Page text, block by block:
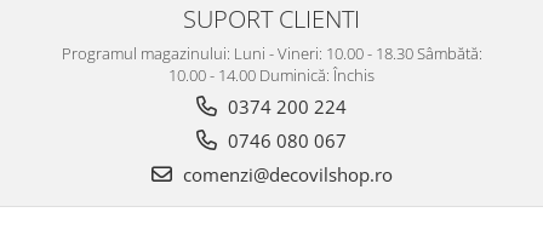
SUPORT CLIENTI
Programul magazinului: Luni - Vineri: 10.00 - 18.30 Sâmbătă:
10.00 - 14.00 Duminică: Închis
0374 200 224
0746 080 067
comenzi@decovilshop.ro